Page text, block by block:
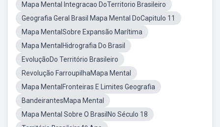
Mapa Mental Integracao DoTerritorio Brasileiro
Geografia Geral Brasil Mapa Mental DoCapitulo 11
Mapa MentalSobre Expansão Marítima
Mapa MentalHidrografia Do Brasil
EvoluçãoDo Território Brasileiro
Revolução FarroupilhaMapa Mental
Mapa MentalFronteiras E Limites Geografia
BandeirantesMapa Mental
Mapa Mental Sobre O BrasilNo Século 18